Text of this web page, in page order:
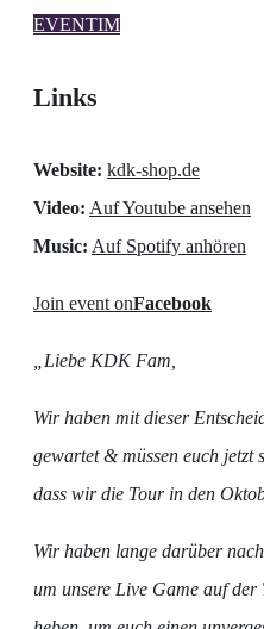
EVENTIM
Links
Website: kdk-shop.de
Video: Auf Youtube ansehen
Music: Auf Spotify anhören
Join event onFacebook
„Liebe KDK Fam,
Wir haben mit dieser
gewartet & müssen euch jetzt
dass wir die Tour in den
Wir haben lange darüber
um unsere Live Game auf der